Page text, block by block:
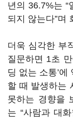
년의 36.7%는
되지 않는다”며
더욱 심각한 부
질문하면 1초
딩 없는 소통’
할 때 발생하는
못하는 경향을
는 “사람과 대